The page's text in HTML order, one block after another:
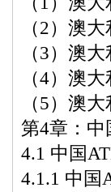
（2）澳
（3）澳
（4）澳
（5）澳
第4章：
4.1 中国
4.1.1 中国